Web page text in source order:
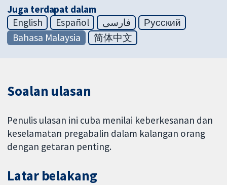
Juga terdapat dalam
English
Español فارسی
Русский
Bahasa Malaysia
简体中文
Soalan ulasan
Penulis ulasan ini cuba menilai keberkesanan dan
keselamatan pregabalin dalam kalangan orang
dengan getaran penting.
Latar belakang